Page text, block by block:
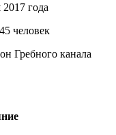
2017 года
человек
Гребного канала